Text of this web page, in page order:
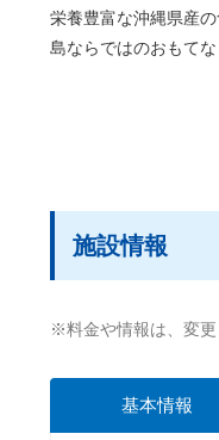
栄養豊富な沖縄県産
島ならではのおもてな
施設情報
※料金や情報は、変更
基本情報